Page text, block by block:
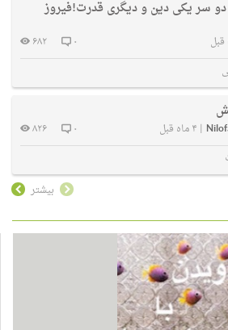
سر یکی دین و دیگری قدرت!فیروز
۰
۶۸۲
| ۴ ماه قبل ۰
۸۲۶
بیشتر